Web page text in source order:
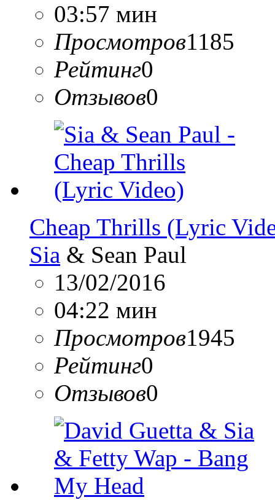
03:57 мин
Просмотров1185
Рейтинг0
Отзывов0
Cheap Thrills (Lyric
Sia & Sean Paul
13/02/2016
04:22 мин
Просмотров1945
Рейтинг0
Отзывов0